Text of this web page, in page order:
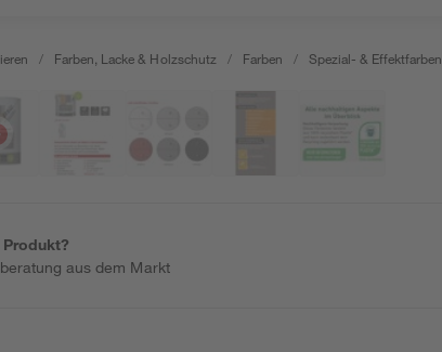
/ Farben, Lacke & Holzschutz / Farben / Spezial- & Effektfarben
Produkt?
aus dem Markt